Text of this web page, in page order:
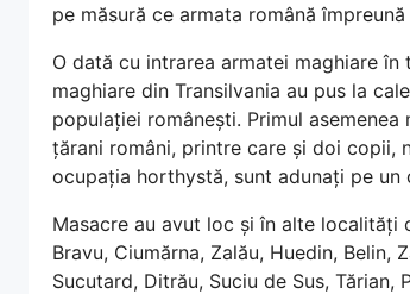
pe măsură ce armata română
O dată cu intrarea armatei maghiare
maghiare din Transilvania au pus la
populației românești. Primul
țărani români, printre care și doi copii,
ocupația horthystă, sunt adunați pe
Masacre au avut loc și în alte localități
Bravu, Ciumărna, Zalău, Huedin, Belin,
Sucutard, Ditrău, Suciu de Sus, Tărian,